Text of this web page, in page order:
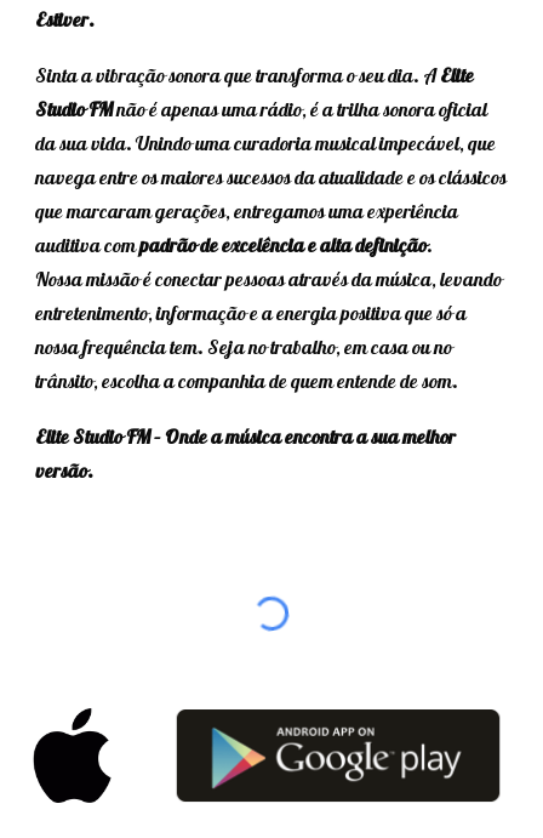
Estiver.
Sinta a vibração sonora que transforma o seu dia. AElite
Studio FMnão é apenas uma rádio, é a trilha sonora oficial
da sua vida. Unindo uma curadoria musical impecável, que
navega entre os maiores sucessos da atualidade e os clássicos
que marcaram gerações, entregamos uma experiência
auditiva compadrão de excelência e alta definição.
Nossa missão é conectar pessoas através da música, levando
entretenimento, informação e a energia positiva que só a
nossa frequência tem. Seja no trabalho, em casa ou no
trânsito, escolha a companhia de quem entende de som.
Elite Studio FM – Onde a música encontra a sua melhor
versão.